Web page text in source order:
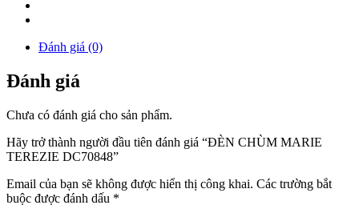
Đánh giá (0)
Đánh giá
Chưa có đánh giá cho sản phẩm.
Hãy trở thành người đầu tiên đánh giá “ĐÈN CHÙM MARIE
TEREZIE DC70848”
Email của bạn sẽ không được hiển thị công khai. Các trường bắt
buộc được đánh dấu *